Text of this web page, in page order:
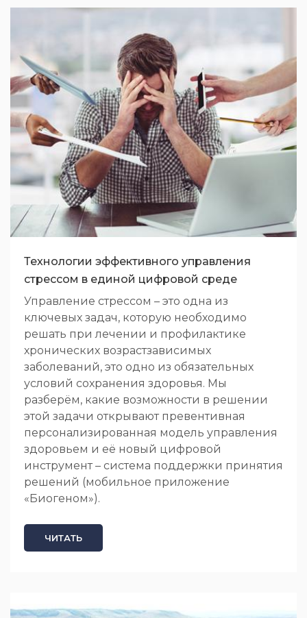
Технологии эффективного управления
стрессом в единой цифровой среде
Управление стрессом – это одна из
ключевых задач, которую необходимо
решать при лечении и профилактике
хронических возрастзависимых
заболеваний, это одно из обязательных
условий сохранения здоровья. Мы
разберём, какие возможности в решении
этой задачи открывают превентивная
персонализированная модель управления
здоровьем и её новый цифровой
инструмент – система поддержки принятия
решений (мобильное приложение
«Биогеном»).
ЧИТАТЬ